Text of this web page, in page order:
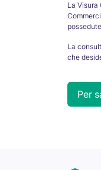
La
La
che
Per